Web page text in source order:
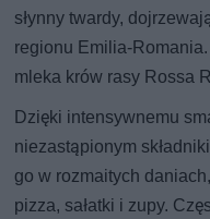
słynny twardy,
regionu Emilia-
mleka krów rasy Rossa
Dzięki intensywnemu
niezastąpionym
go w rozmaitych
pizza, sałatki i zupy.